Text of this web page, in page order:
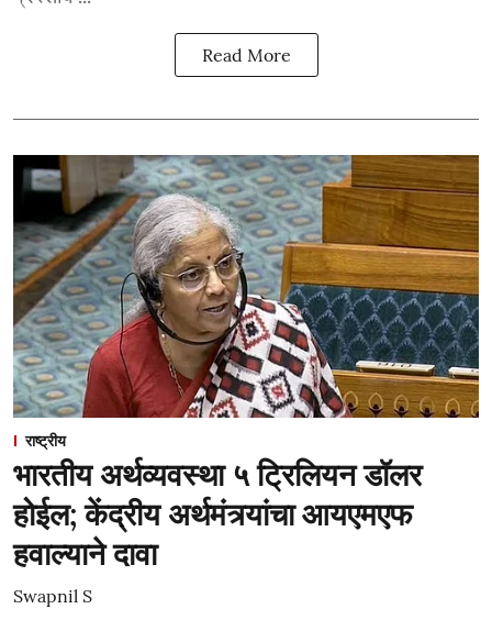
Read More
राष्ट्रीय
भारतीय अर्थव्यवस्था ५ ट्रिलियन डॉलर
होईल; केंद्रीय अर्थमंत्र्यांचा आयएमएफ
हवाल्याने दावा
Swapnil S